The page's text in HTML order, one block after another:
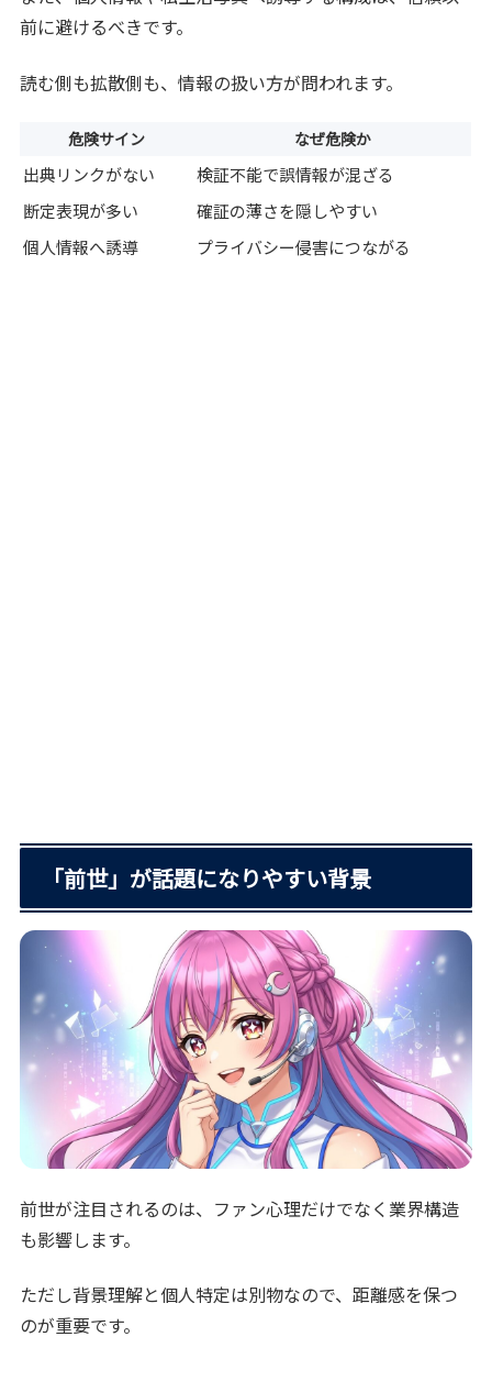
前に避けるべきです。
読む側も拡散側も、情報の扱い方が問われます。
危険サイン なぜ危険か
出典リンクがない
検証不能で誤情報が混ざる
断定表現が多い
確証の薄さを隠しやすい
個人情報へ誘導
プライバシー侵害につながる
「前世」が話題になりやすい背景
前世が注目されるのは、ファン心理だけでなく業界構造
も影響します。
ただし背景理解と個人特定は別物なので、距離感を保つ
のが重要です。